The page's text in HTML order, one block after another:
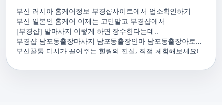
부산 러시아 홈케어정보 부경샵사이트에서 업소확인하기
부산 일본인 홈케어 이제는 고민말고 부경샵에서
[부경샵] 발마사지 이렇게 하면 장수한다는데..
부경샵 남포동출장마사지 남포동출장안마 남포동출장아로마
남포동홈마사지 남포동마사지출장
부산꿀통 디시가 끌어주는 힐링의 진실, 직접 체험해보세요!